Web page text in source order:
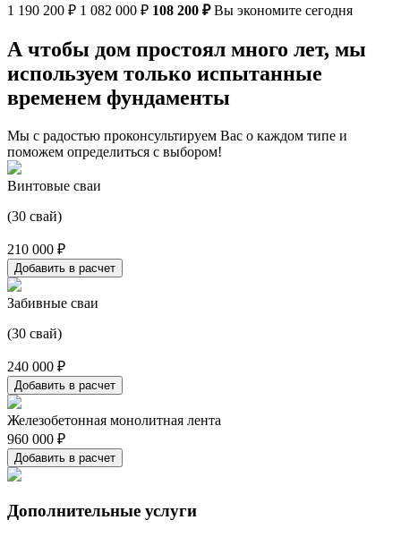
1 190 200 ₽ 1 082 000 ₽ 108 200 ₽Вы экономите сегодня
А чтобы дом простоял много лет, мы
используем только испытанные
временем фундаменты
Мы с радостью проконсультируем Вас о каждом типе и
поможем определиться с выбором!
Винтовые сваи
(30 свай)
210 000 ₽
Добавить в расчет
Забивные сваи
(30 свай)
240 000 ₽
Добавить в расчет
Железобетонная монолитная лента
960 000 ₽
Добавить в расчет
Дополнительные услуги